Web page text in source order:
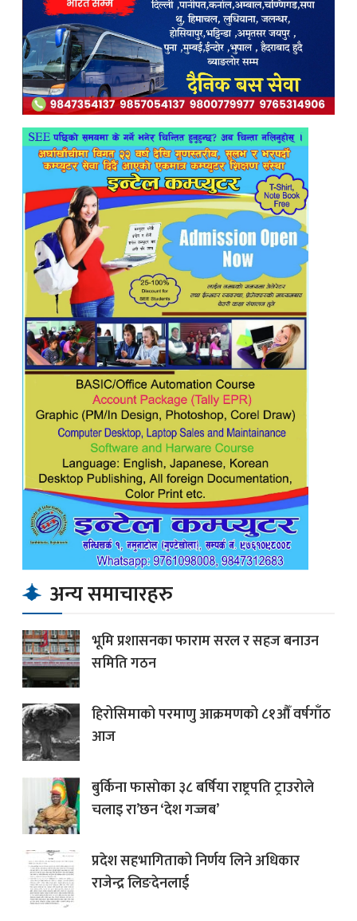
अन्य समाचारहरु
भूमि प्रशासनका फाराम सरल र सहज बनाउन
समिति गठन
हिरोसिमाको परमाणु आक्रमणको ८१औँ वर्षगाँठ
आज
बुर्किना फासाेका ३८ बर्षिया राष्ट्रपति ट्राउरोले
चलाइ रा’छन ‘देश गज्जब’
प्रदेश सहभागिताको निर्णय लिने अधिकार
राजेन्द्र लिङदेनलाई